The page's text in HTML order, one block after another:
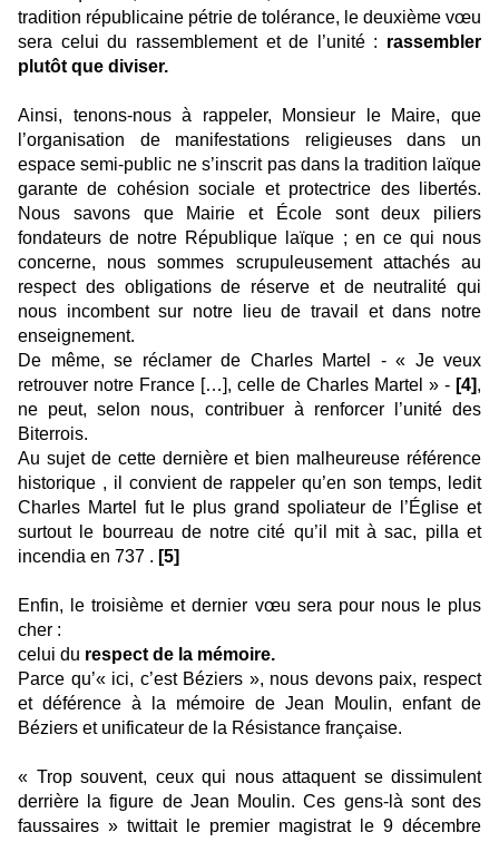
tradition républicaine pétrie de tolérance, le deuxième vœu
sera celui du rassemblement et de l’unité : rassembler
plutôt que diviser.
Ainsi, tenons-nous à rappeler, Monsieur le Maire, que
l’organisation de manifestations religieuses dans un
espace semi-public ne s’inscrit pas dans la tradition laïque
garante de cohésion sociale et protectrice des libertés.
Nous savons que Mairie et École sont deux piliers
fondateurs de notre République laïque ; en ce qui nous
concerne, nous sommes scrupuleusement attachés au
respect des obligations de réserve et de neutralité qui
nous incombent sur notre lieu de travail et dans notre
enseignement.
De même, se réclamer de Charles Martel - « Je veux
retrouver notre France […], celle de Charles Martel » - [4],
ne peut, selon nous, contribuer à renforcer l’unité des
Biterrois.
Au sujet de cette dernière et bien malheureuse référence
historique , il convient de rappeler qu’en son temps, ledit
Charles Martel fut le plus grand spoliateur de l’Église et
surtout le bourreau de notre cité qu’il mit à sac, pilla et
incendia en 737 . [5]
Enfin, le troisième et dernier vœu sera pour nous le plus
cher :
celui du respect de la mémoire.
Parce qu’« ici, c’est Béziers », nous devons paix, respect
et déférence à la mémoire de Jean Moulin, enfant de
Béziers et unificateur de la Résistance française.
« Trop souvent, ceux qui nous attaquent se dissimulent
derrière la figure de Jean Moulin. Ces gens-là sont des
faussaires » twittait le premier magistrat le 9 décembre